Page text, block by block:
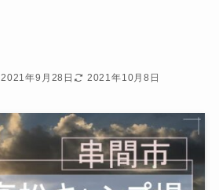
2021年9月28日 2021年10月8日